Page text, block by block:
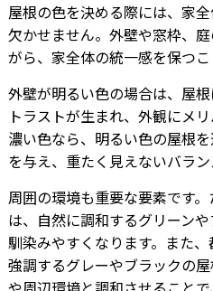
屋根の色を決める際には、家
欠かせません。外壁や窓枠、
がら、家全体の統一感を保つこ
外壁が明るい色の場合は、屋
トラストが生まれ、外観にメ
濃い色なら、明るい色の屋根
を与え、重たく見えないバラン
周囲の環境も重要な要素です
は、自然に調和するグリーン
馴染みやすくなります。また
強調するグレーやブラックの